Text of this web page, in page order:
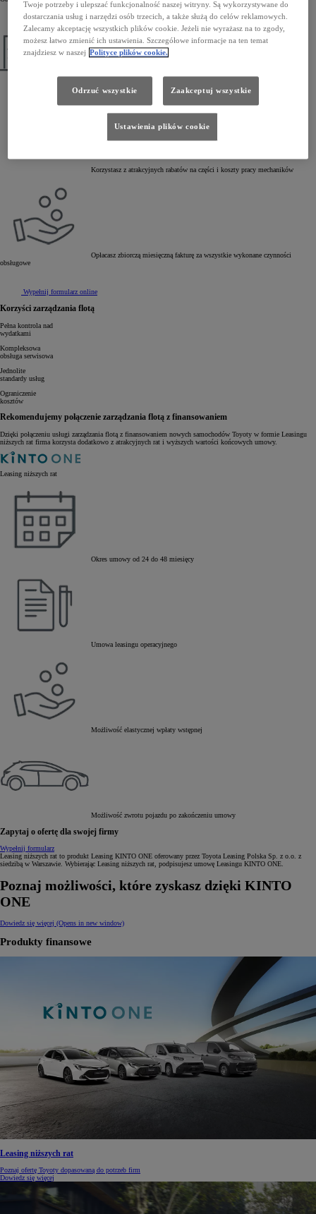
Korzystasz z atrakcyjnych rabatów na części i koszty pracy mechaników
Opłacasz zbiorczą miesięczną fakturę za wszystkie wykonane czynności
obsługowe
Wypełnij formularz online
Korzyści zarządzania flotą
Pełna kontrola nad
wydatkami
Kompleksowa
obsługa serwisowa
Jednolite
standardy usług
Ograniczenie
kosztów
Rekomendujemy połączenie zarządzania flotą z finansowaniem
Dzięki połączeniu usługi zarządzania flotą z finansowaniem nowych samochodów Toyoty w formie Leasingu
niższych rat firma korzysta dodatkowo z atrakcyjnych rat i wyższych wartości końcowych umowy.
Leasing niższych rat
Okres umowy od 24 do 48 miesięcy
Umowa leasingu operacyjnego
Możliwość elastycznej wpłaty wstępnej
Możliwość zwrotu pojazdu po zakończeniu umowy
Zapytaj o ofertę dla swojej firmy
Wypełnij formularz
Leasing niższych rat to produkt Leasing KINTO ONE oferowany przez Toyota Leasing Polska Sp. z o.o. z
siedzibą w Warszawie. Wybierając Leasing niższych rat, podpisujesz umowę Leasingu KINTO ONE.
Poznaj możliwości, które zyskasz dzięki KINTO
ONE
Dowiedz się więcej (Opens in new window)
Produkty finansowe
Leasing niższych rat
Poznaj ofertę Toyoty dopasowaną do potrzeb firm
Dowiedz się więcej
Twoje potrzeby i ulepszać funkcjonalność naszej witryny. Są wykorzystywane do
dostarczania usług i narzędzi osób trzecich, a także służą do celów reklamowych.
Zalecamy akceptację wszystkich plików cookie. Jeżeli nie wyrażasz na to zgody,
możesz łatwo zmienić ich ustawienia. Szczegółowe informacje na ten temat
znajdziesz w naszej Polityce plików cookie.
Odrzuć wszystkie Zaakceptuj wszystkie
Ustawienia plików cookie